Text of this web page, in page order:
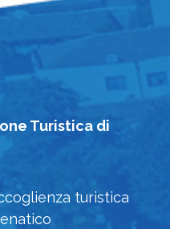
Turistica di
turistica